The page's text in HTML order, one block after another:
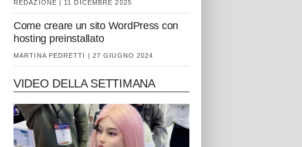
REDAZIONE | 11 DICEMBRE 2025
Come creare un sito WordPress con
hosting preinstallato
MARTINA PEDRETTI | 27 GIUGNO 2024
VIDEO DELLA SETTIMANA